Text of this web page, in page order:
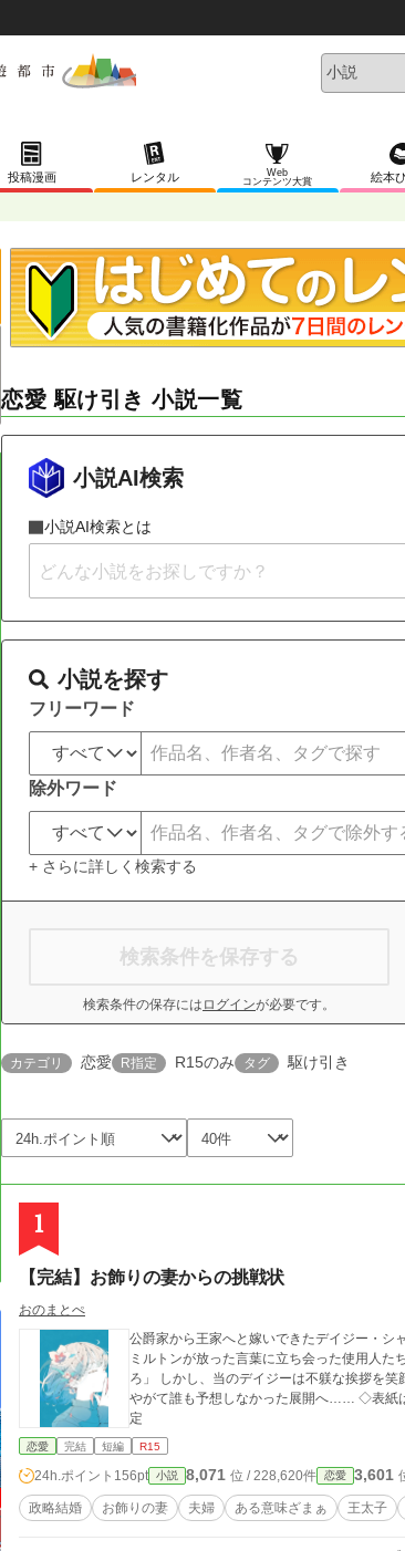
投稿漫画 レンタル
Web
コンテンツ大賞
絵本
恋愛 駆け引き 小説一覧
小説AI検索
小説AI検索とは
小説を探す
フリーワード
除外ワード
+ さらに詳しく検索する
検索条件を保存する
検索条件の保存には ログインが必要です。
カテゴリ 恋愛 R指定 R15のみ タグ 駆け引き
1
【完結】お飾りの妻からの挑戦状
おのまとぺ
公爵家から王家へと嫁いできたデイジー・シ
ミルトンが放った言葉に立ち会った使用人たちの顔は強張った。 「君はお飾りの
ろ」 しかし、当のデイジーは不躾な挨拶を笑顔で受け止める。二人のドタバタ生活は心配する周囲を巻き込んで、
やがて誰も予想しなかった展開へ…… ◇表紙はノーコピーライトガール様より拝借しています ◇全18話で完結予
定
恋愛 完結 短編 R15
24h.ポイント 156pt 小説 8,071 位 / 228,620件 恋愛 3,601
政略結婚 お飾りの妻 夫婦 ある意味ざまぁ 王太子